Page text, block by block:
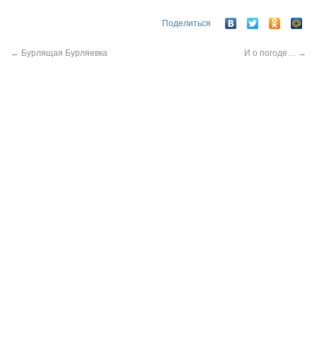
Поделиться
← Бурлящая Бурляевка И о погоде… →